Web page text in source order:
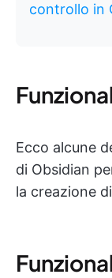
controllo in
Ecco alcune
di Obsidian
la creazione